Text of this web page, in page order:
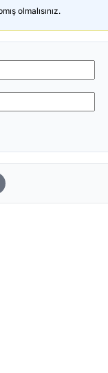
olmalısınız.